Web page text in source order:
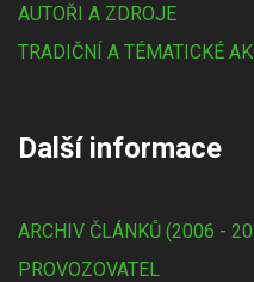
AUTOŘI A ZDROJE
TRADIČNÍ A TÉMATICKÉ
Další informace
ARCHIV ČLÁNKŮ (2006 -
PROVOZOVATEL